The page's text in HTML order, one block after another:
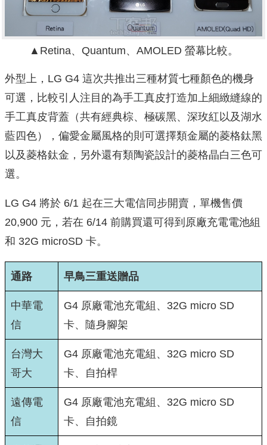
▲Retina、Quantum、AMOLED 螢幕比較。
外型上，LG G4 這次共推出三種材質七種顏色的機身
可選，比較引人注目的為手工真皮打造加上細緻縫線的
手工真皮背蓋（共有經典棕、極碳黑、深玫紅以及湖水
藍四色），偏愛金屬風格的則可選擇類金屬的菱格鈦黑
以及菱格鈦金，另外還有類陶瓷設計的菱格晶白三色可
選。
LG G4 將於 6/1 起在三大電信同步開賣，單機售價
20,900 元，若在 6/14 前購買還可得到原廠充電電池組
和 32G microSD 卡。
通路 早鳥三重送贈品
中華電
信
G4 原廠電池充電組、32G micro SD
卡、隨身腳架
台灣大
哥大
G4 原廠電池充電組、32G micro SD
卡、自拍桿
遠傳電
信
G4 原廠電池充電組、32G micro SD
卡、自拍鏡